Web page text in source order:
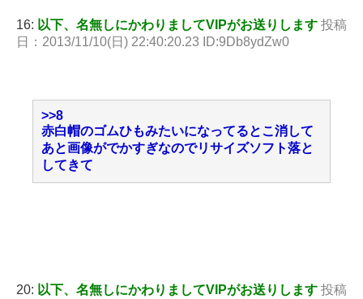
16: 以下、名無しにかわりましてVIPがお送りします 投稿
日：2013/11/10(日) 22:40:20.23 ID:9Db8ydZw0
>>8
赤白帽のゴムひもみたいになってるとこ消して
あと画像がでかすぎなのでリサイズソフト落と
してきて
20: 以下、名無しにかわりましてVIPがお送りします 投稿